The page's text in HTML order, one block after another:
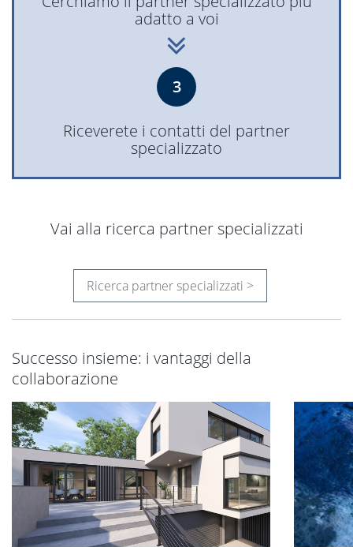
adatto a voi
3
Riceverete i contatti del partner
specializzato
Vai alla ricerca partner specializzati
Ricerca partner specializzati >
Successo insieme: i vantaggi della
collaborazione